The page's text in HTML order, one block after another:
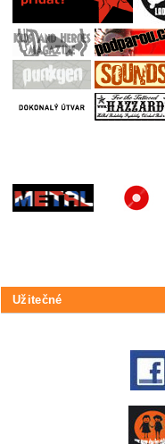
Užitečné